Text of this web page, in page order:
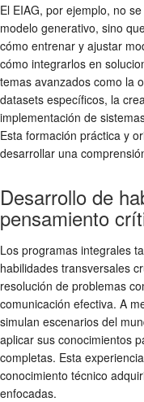
El EIAG, por ejemplo, no
modelo generativo, sino
cómo entrenar y ajustar
cómo integrarlos en
temas avanzados como la
datasets específicos, la
implementación de
Esta formación práctica y
desarrollar una
Desarrollo de
pensamiento
Los programas integrales
habilidades transversales
resolución de problemas
comunicación efectiva. A
simulan escenarios del
aplicar sus conocimientos
completas. Esta
conocimiento técnico
enfocadas.